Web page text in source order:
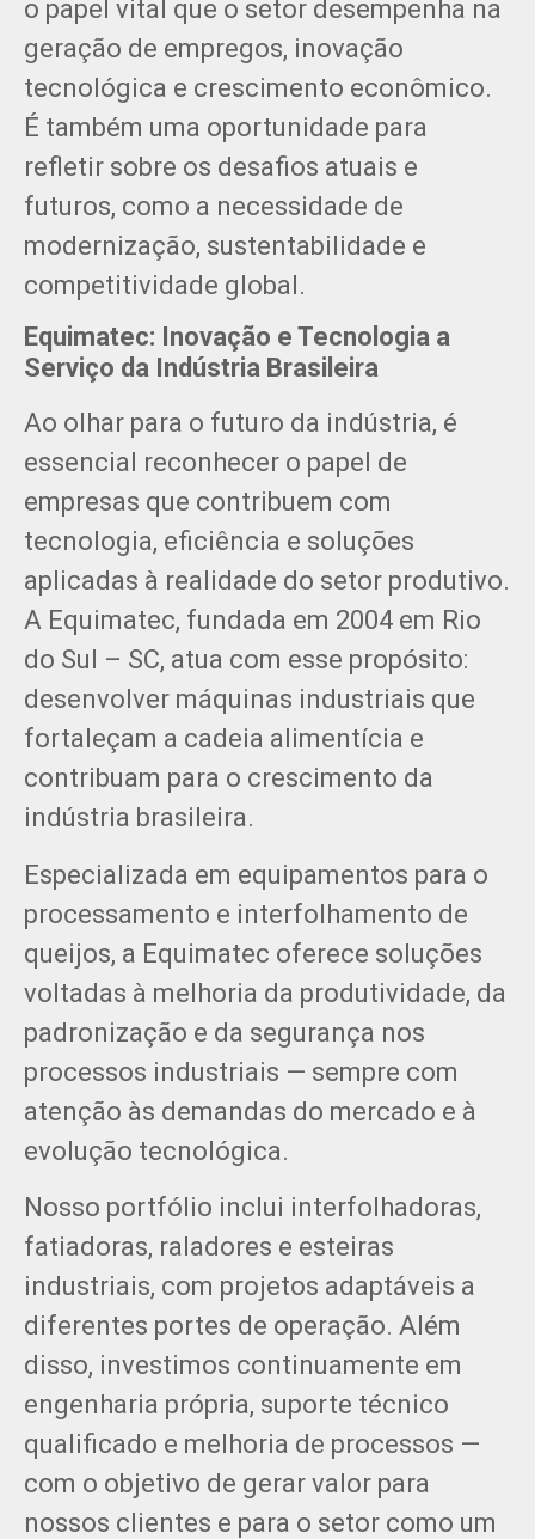
o papel vital que o setor desempenha na
geração de empregos, inovação
tecnológica e crescimento econômico.
É também uma oportunidade para
refletir sobre os desafios atuais e
futuros, como a necessidade de
modernização, sustentabilidade e
competitividade global.
Equimatec: Inovação e Tecnologia a
Serviço da Indústria Brasileira
Ao olhar para o futuro da indústria, é
essencial reconhecer o papel de
empresas que contribuem com
tecnologia, eficiência e soluções
aplicadas à realidade do setor produtivo.
A Equimatec, fundada em 2004 em Rio
do Sul – SC, atua com esse propósito:
desenvolver máquinas industriais que
fortaleçam a cadeia alimentícia e
contribuam para o crescimento da
indústria brasileira.
Especializada em equipamentos para o
processamento e interfolhamento de
queijos, a Equimatec oferece soluções
voltadas à melhoria da produtividade, da
padronização e da segurança nos
processos industriais — sempre com
atenção às demandas do mercado e à
evolução tecnológica.
Nosso portfólio inclui interfolhadoras,
fatiadoras, raladores e esteiras
industriais, com projetos adaptáveis a
diferentes portes de operação. Além
disso, investimos continuamente em
engenharia própria, suporte técnico
qualificado e melhoria de processos —
com o objetivo de gerar valor para
nossos clientes e para o setor como um